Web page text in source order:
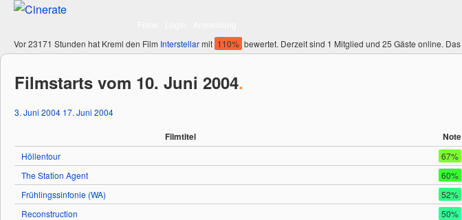
Vor 23171 Stunden hat Kreml den Film Interstellarmit 110% bewertet. Derzeit sind 1 Mitglied und 25 Gäste online. Das
Filmstarts vom 10. Juni 2004.
3. Juni 2004 17. Juni 2004
Filmtitel Note
Höllentour 67%
The Station Agent
60%
Frühlingssinfonie (WA)
52%
Reconstruction
50%